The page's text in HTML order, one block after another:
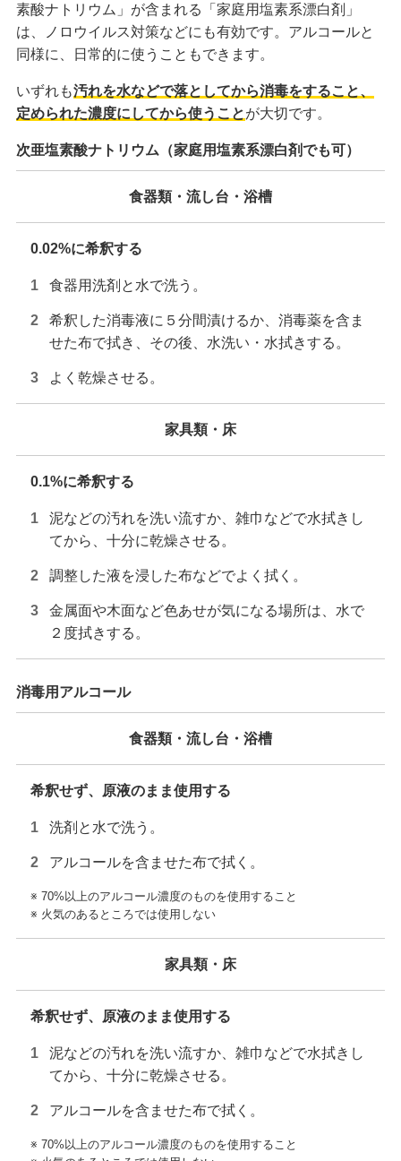
素酸ナトリウム」が含まれる「家庭用塩素系漂白剤」
は、ノロウイルス対策などにも有効です。アルコールと
同様に、日常的に使うこともできます。
いずれも汚れを水などで落としてから消毒をすること、
定められた濃度にしてから使うことが大切です。
次亜塩素酸ナトリウム（家庭用塩素系漂白剤でも可）
食器類・流し台・浴槽
0.02%に希釈する
食器用洗剤と水で洗う。
希釈した消毒液に５分間漬けるか、消毒薬を含ま
せた布で拭き、その後、水洗い・水拭きする。
よく乾燥させる。
家具類・床
0.1%に希釈する
泥などの汚れを洗い流すか、雑巾などで水拭きし
てから、十分に乾燥させる。
調整した液を浸した布などでよく拭く。
金属面や木面など色あせが気になる場所は、水で
２度拭きする。
消毒用アルコール
食器類・流し台・浴槽
希釈せず、原液のまま使用する
洗剤と水で洗う。
アルコールを含ませた布で拭く。
※ 70%以上のアルコール濃度のものを使用すること
※ 火気のあるところでは使用しない
家具類・床
希釈せず、原液のまま使用する
泥などの汚れを洗い流すか、雑巾などで水拭きし
てから、十分に乾燥させる。
アルコールを含ませた布で拭く。
※ 70%以上のアルコール濃度のものを使用すること